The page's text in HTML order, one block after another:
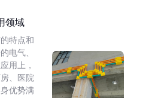
领域
特点和
电气、
用上，
、医院
优势满